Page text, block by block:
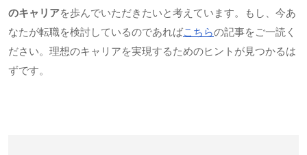
のキャリアを歩んでいただきたいと考えています。もし、今あ
なたが転職を検討しているのであればこちらの記事をご一読く
ださい。理想のキャリアを実現するためのヒントが見つかるは
ずです。